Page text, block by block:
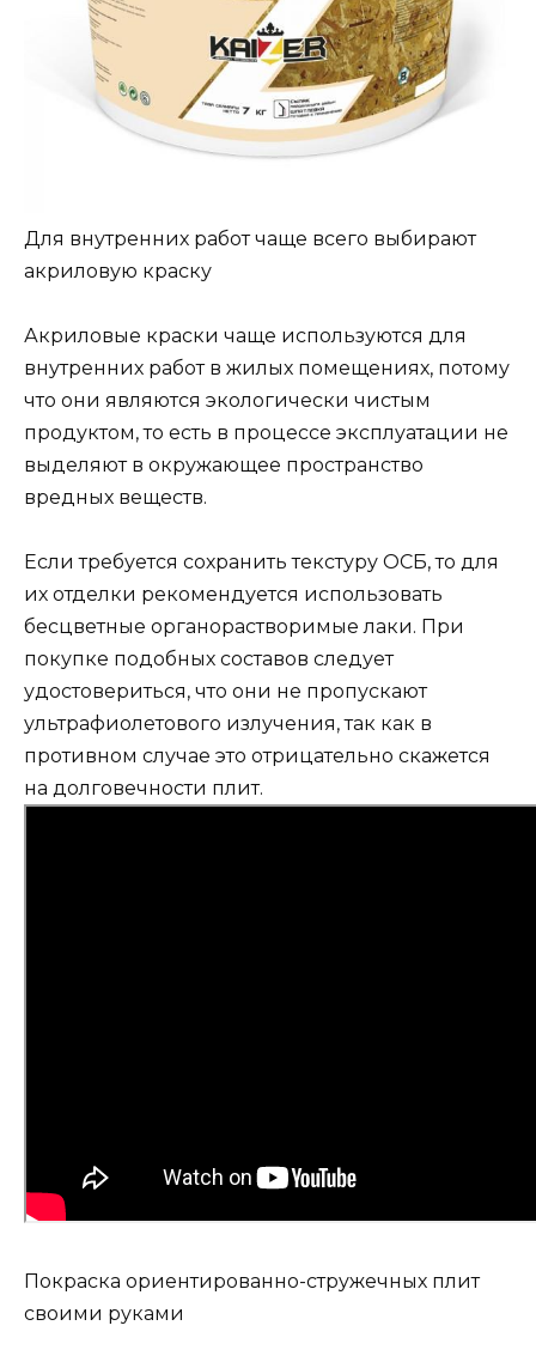
Для внутренних работ чаще всего выбирают
акриловую краску
Акриловые краски чаще используются для
внутренних работ в жилых помещениях, потому
что они являются экологически чистым
продуктом, то есть в процессе эксплуатации не
выделяют в окружающее пространство
вредных веществ.
Если требуется сохранить текстуру ОСБ, то для
их отделки рекомендуется использовать
бесцветные органорастворимые лаки. При
покупке подобных составов следует
удостовериться, что они не пропускают
ультрафиолетового излучения, так как в
противном случае это отрицательно скажется
на долговечности плит.
Покраска ориентированно-стружечных плит
своими руками